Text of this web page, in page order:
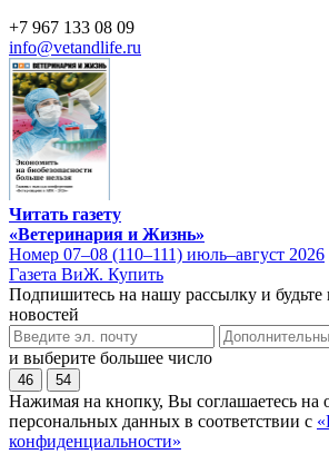
+7 967 133 08 09
info@vetandlife.ru
Читать газету
«Ветеринария и Жизнь»
Номер 07–08 (110–111) июль–август 2026
Газета ВиЖ. Купить
Подпишитесь на нашу рассылку и будьте
новостей
и выберите большее число
46 54
Нажимая на кнопку, Вы соглашаетесь на
персональных данных в соответствии с
конфиденциальности»